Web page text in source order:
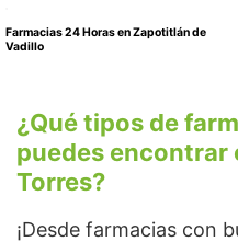
Farmacias 24 Horas en Zapotitlán de
Vadillo
¿Qué tipos de
puedes encontrar
Torres?
¡Desde farmacias con